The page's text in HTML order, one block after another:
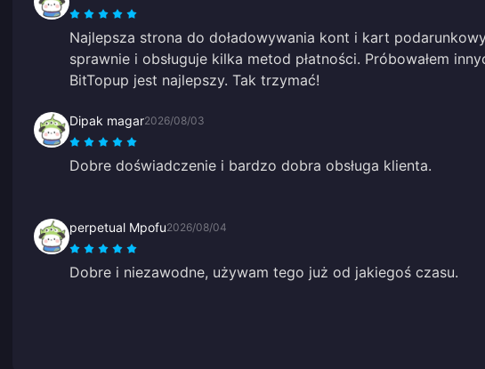
Najlepsza strona do doładowywania kont i kart
sprawnie i obsługuje kilka metod płatności. Próbowałem
BitTopup jest najlepszy. Tak trzymać!
Dipak magar2026/08/03
Dobre doświadczenie i bardzo dobra obsługa klienta.
perpetual Mpofu2026/08/04
Dobre i niezawodne, używam tego już od jakiegoś czasu.